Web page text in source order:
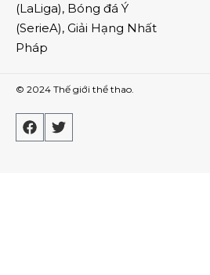
(LaLiga), Bóng đá Ý
(SerieA), Giải Hạng Nhất
Pháp
© 2024 Thế giới thể thao.